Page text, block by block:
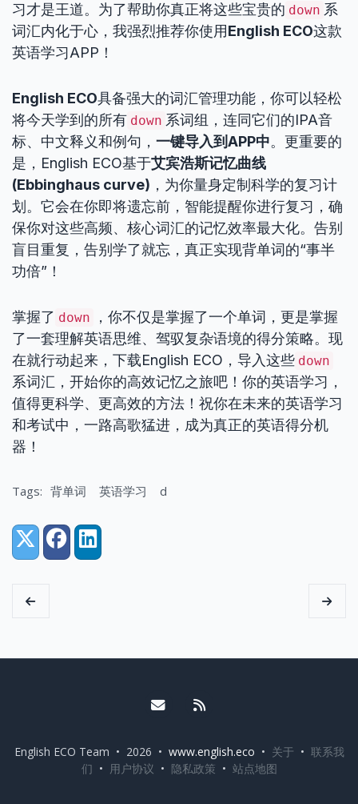
习才是王道。为了帮助你真正将这些宝贵的 down 系
词汇内化于心，我强烈推荐你使用English ECO这款
英语学习APP！
English ECO具备强大的词汇管理功能，你可以轻松
将今天学到的所有 down 系词组，连同它们的IPA音
标、中文释义和例句， 一键导入到APP中。更重要的
是，English ECO基于艾宾浩斯记忆曲线
(Ebbinghaus curve) ，为你量身定制科学的复习计
划。它会在你即将遗忘前，智能提醒你进行复习，确
保你对这些高频、核心词汇的记忆效率最大化。告别
盲目重复，告别学了就忘，真正实现背单词的“事半
功倍”！
掌握了 down
，你不仅是掌握了一个单词，更是掌握
了一套理解英语思维、驾驭复杂语境的得分策略。现
在就行动起来，下载English ECO，导入这些 down
系词汇，开始你的高效记忆之旅吧！你的英语学习，
值得更科学、更高效的方法！祝你在未来的英语学习
和考试中，一路高歌猛进，成为真正的英语得分机
器！
Tags: 背单词 英语学习 d
Share:
X (Twitter)
FacebookLinkedIn
Email me
English ECO Team • 2026 • www.english.eco • 关于 • 联系我
们 • 用户协议 • 隐私政策 • 站点地图